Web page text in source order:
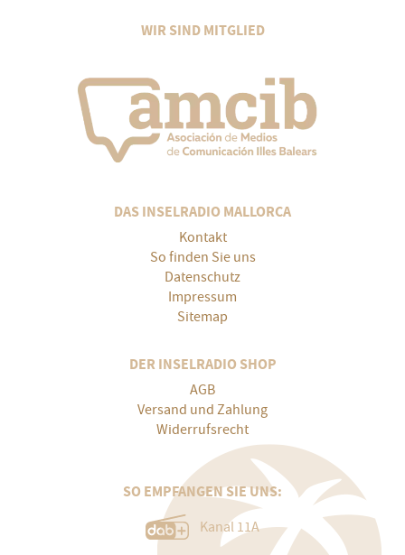
WIR SIND MITGLIED
DAS INSELRADIO MALLORCA
Kontakt
So finden Sie uns
Datenschutz
Impressum
Sitemap
DER INSELRADIO SHOP
AGB
Versand und Zahlung
Widerrufsrecht
SO EMPFANGEN SIE UNS:
Kanal 11A